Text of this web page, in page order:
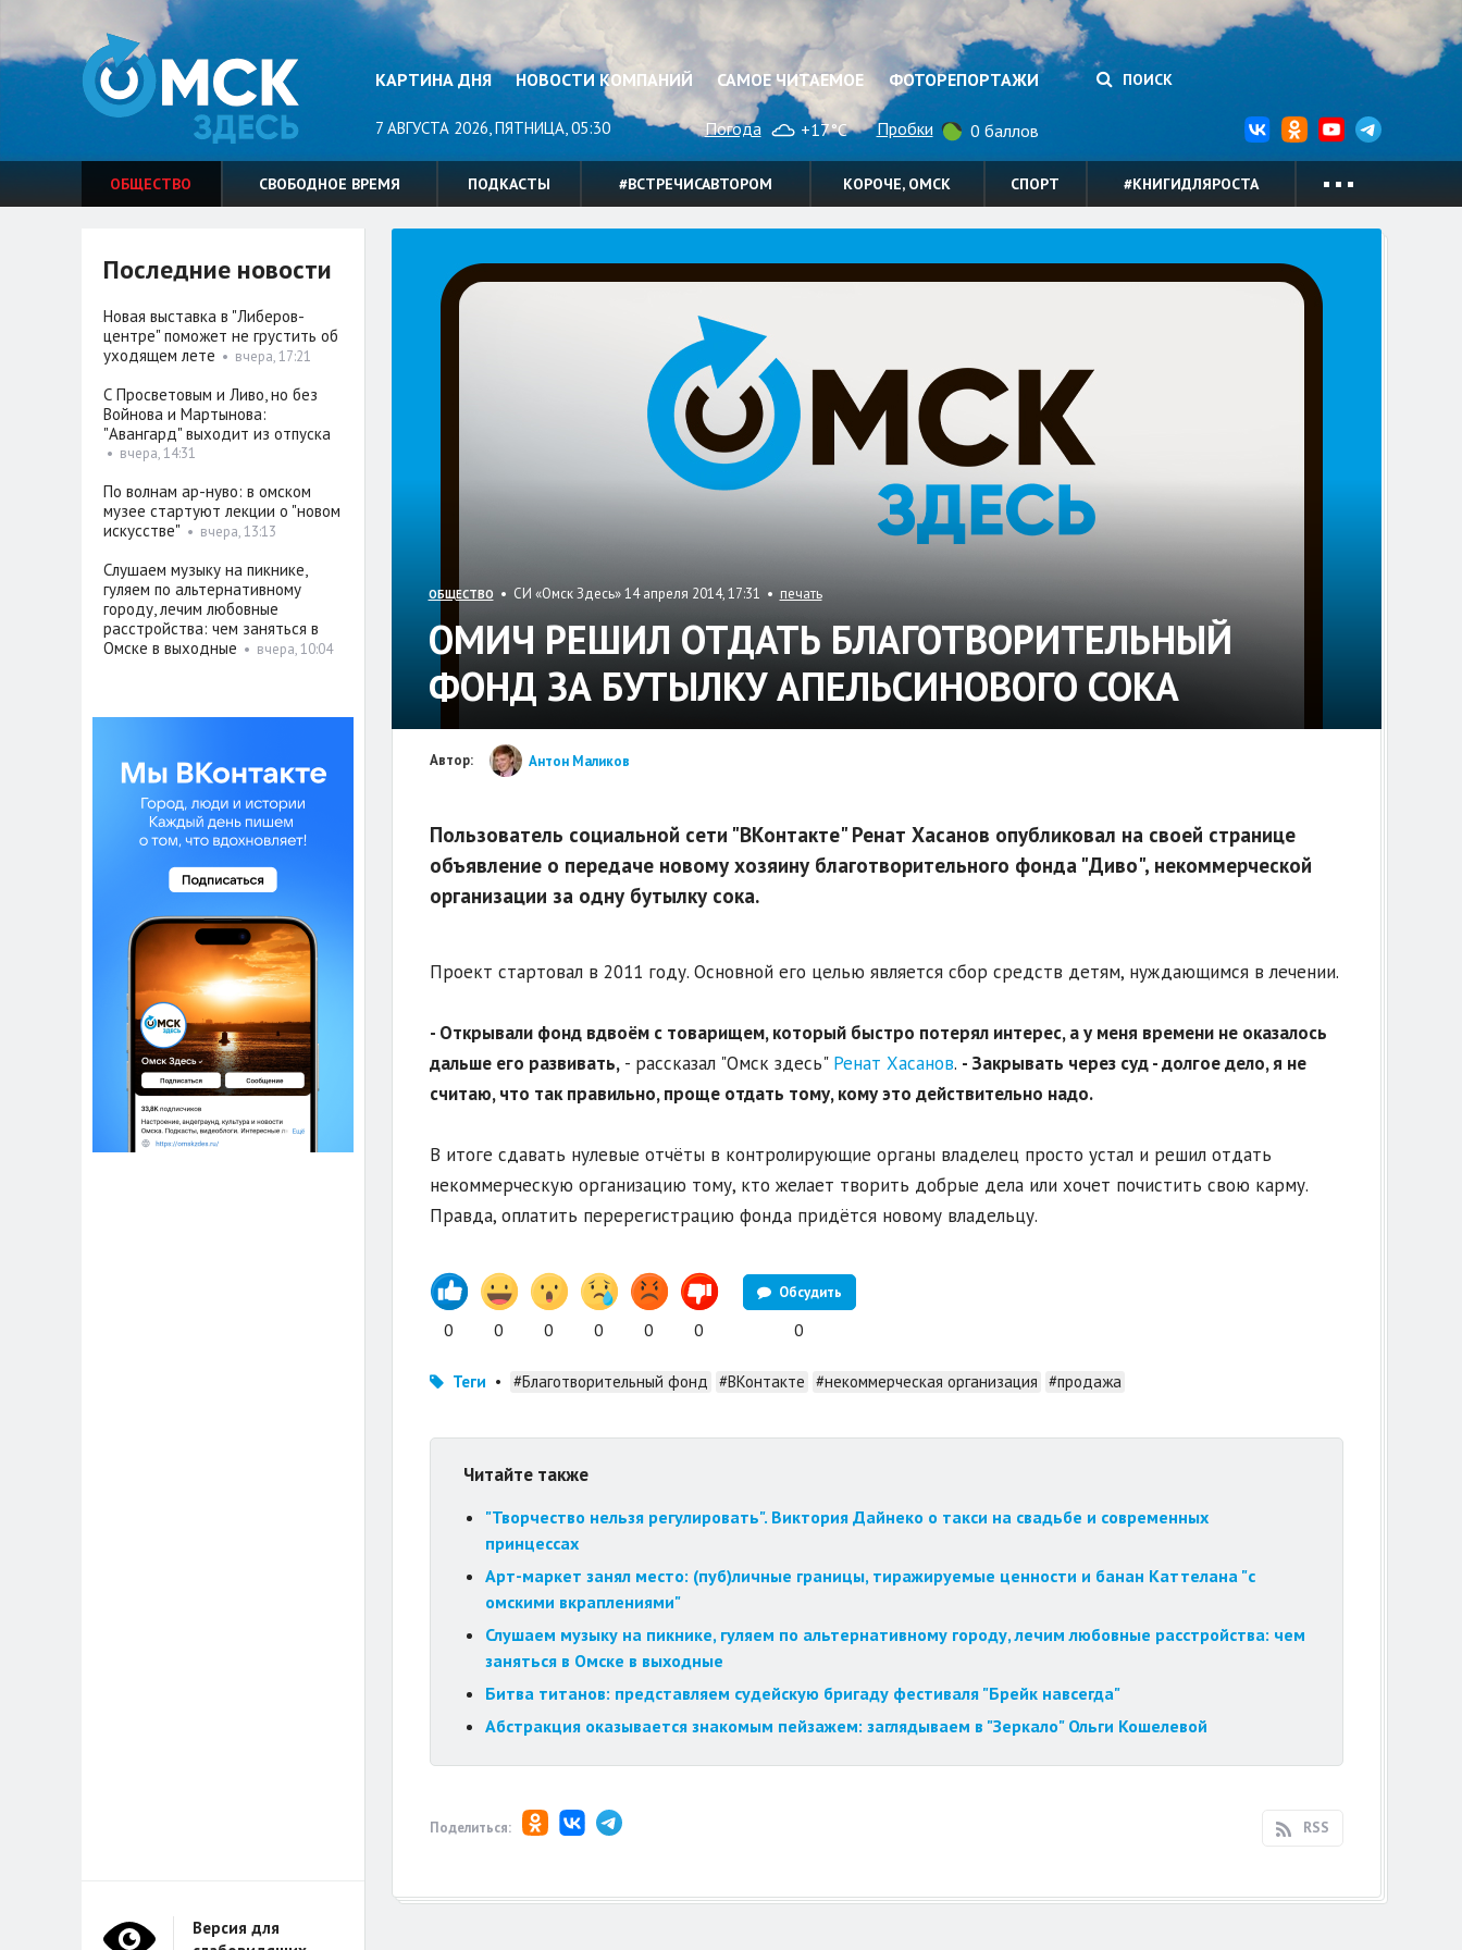
КАРТИНА ДНЯ НОВОСТИ КОМПАНИЙ САМОЕ ЧИТАЕМОЕ ФОТОРЕПОРТАЖИ ПОИСК
7 АВГУСТА 2026, ПЯТНИЦА, 05:30 Погода +17°C Пробки 0 баллов
ОБЩЕСТВО СВОБОДНОЕ ВРЕМЯ ПОДКАСТЫ #ВСТРЕЧИСАВТОРОМ КОРОЧЕ, ОМСК СПОРТ #КНИГИДЛЯРОСТА
ОБЩЕСТВО • СИ «Омск Здесь» 14 апреля 2014, 17:31 • печать
ОМИЧ РЕШИЛ ОТДАТЬ БЛАГОТВОРИТЕЛЬНЫЙ
ФОНД ЗА БУТЫЛКУ АПЕЛЬСИНОВОГО СОКА
Автор: Антон Маликов
Пользователь социальной сети "ВКонтакте" Ренат Хасанов опубликовал на своей странице
объявление о передаче новому хозяину благотворительного фонда "Диво", некоммерческой
организации за одну бутылку сока.
Проект стартовал в 2011 году. Основной его целью является сбор средств детям, нуждающимся в лечении.
- Открывали фонд вдвоём с товарищем, который быстро потерял интерес, а у меня времени не оказалось
дальше его развивать,- рассказал "Омск здесь" Ренат Хасанов. - Закрывать через суд - долгое дело, я не
считаю, что так правильно, проще отдать тому, кому это действительно надо.
В итоге сдавать нулевые отчёты в контролирующие органы владелец просто устал и решил отдать
некоммерческую организацию тому, кто желает творить добрые дела или хочет почистить свою карму.
Правда, оплатить перерегистрацию фонда придётся новому владельцу.
0 0 0 0 0 0
Обсудить
0
Теги • #Благотворительный фонд #ВКонтакте #некоммерческая организация #продажа
Читайте также
"Творчество нельзя регулировать". Виктория Дайнеко о такси на свадьбе и современных
принцессах
Арт-маркет занял место: (пуб)личные границы, тиражируемые ценности и банан Каттелана "с
омскими вкраплениями"
Слушаем музыку на пикнике, гуляем по альтернативному городу, лечим любовные расстройства: чем
заняться в Омске в выходные
Битва титанов: представляем судейскую бригаду фестиваля "Брейк навсегда"
Абстракция оказывается знакомым пейзажем: заглядываем в "Зеркало" Ольги Кошелевой
Поделиться: RSS
Последние новости
Новая выставка в "Либеров-
центре" поможет не грустить об
уходящем лете • вчера, 17:21
С Просветовым и Ливо, но без
Войнова и Мартынова:
"Авангард" выходит из отпуска
• вчера, 14:31
По волнам ар-нуво: в омском
музее стартуют лекции о "новом
искусстве" • вчера, 13:13
Слушаем музыку на пикнике,
гуляем по альтернативному
городу, лечим любовные
расстройства: чем заняться в
Омске в выходные • вчера, 10:04
Версия для